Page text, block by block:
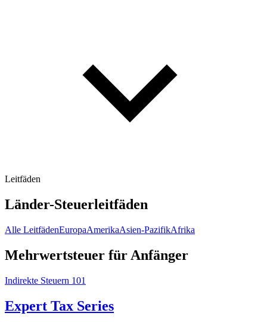
Leitfäden
Länder-Steuerleitfäden
Alle LeitfädenEuropaAmerikaAsien-PazifikAfrika
Mehrwertsteuer für Anfänger
Indirekte Steuern 101
Expert Tax Series